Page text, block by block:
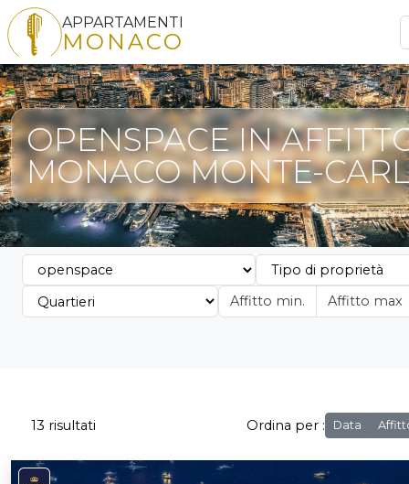
APPARTAMENTI
MONACO
OPENSPACE IN
MONACO MONTE-
13 risultati Ordina per : Data